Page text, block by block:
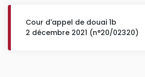
Cour d'appel de douai 1b
2 décembre 2021 (n°20/02320)